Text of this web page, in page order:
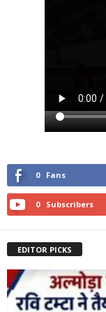
0 Fans
0 Subscribers
EDITOR PICKS